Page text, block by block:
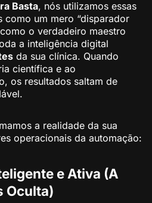
Basta, nós utilizamos essas
como um mero “disparador
o verdadeiro maestro
a inteligência digital
da sua clínica. Quando
científica e ao
os resultados saltam de
a realidade da sua
operacionais da automação:
e Ativa (A
Oculta)